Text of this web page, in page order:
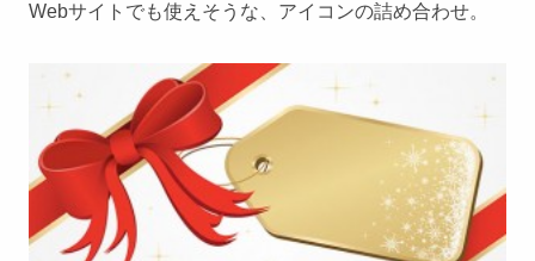
Webサイトでも使えそうな、アイコンの詰め合わせ。